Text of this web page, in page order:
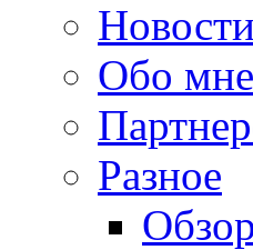
Новости
Обо мне
Разное